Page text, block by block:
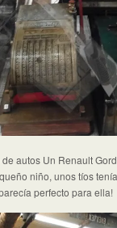
autos Un Renault
niño, unos tíos
perfecto para ella!